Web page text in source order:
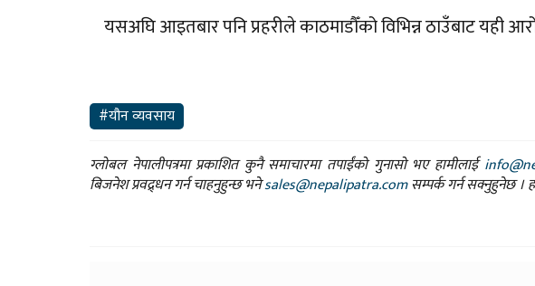
यसअघि आइतबार पनि प्रहरीले काठमाडौँको विभिन्न ठाउँबाट यही
#यौन व्यवसाय
ग्लोबल नेपालीपत्रमा प्रकाशित कुनै समाचारमा तपाईंको गुनासो भए हामीलाई
बिजनेश प्रवद्र्धन गर्न चाहनुहुन्छ भनेsales@nepalipatra.comसम्पर्क गर्न सक्नुहुनेछ ।